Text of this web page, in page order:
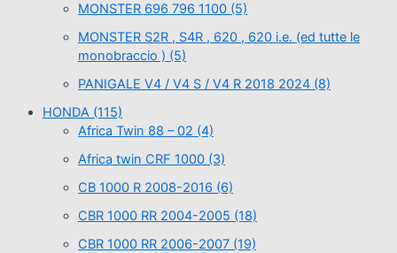
MONSTER 696 796 1100 (5)
MONSTER S2R , S4R , 620 , 620 i.e. (ed tutte le
monobraccio ) (5)
PANIGALE V4 / V4 S / V4 R 2018 2024 (8)
HONDA (115)
Africa Twin 88 – 02 (4)
Africa twin CRF 1000 (3)
CB 1000 R 2008-2016 (6)
CBR 1000 RR 2004-2005 (18)
CBR 1000 RR 2006-2007 (19)